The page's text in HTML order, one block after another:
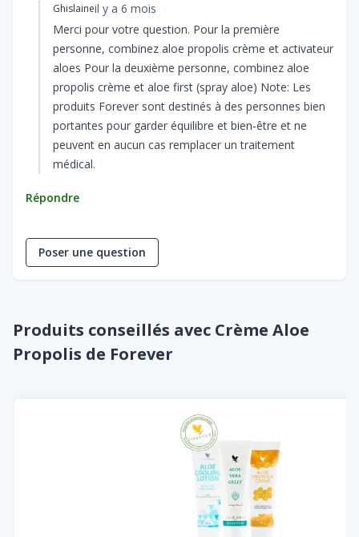
Ghislaineil y a 6 mois
Merci pour votre question. Pour la première
personne, combinez aloe propolis crème et activateur
aloes Pour la deuxième personne, combinez aloe
propolis crème et aloe first (spray aloe) Note: Les
produits Forever sont destinés à des personnes bien
portantes pour garder équilibre et bien-être et ne
peuvent en aucun cas remplacer un traitement
médical.
Répondre
Poser une question
Produits conseillés avec Crème Aloe
Propolis de Forever